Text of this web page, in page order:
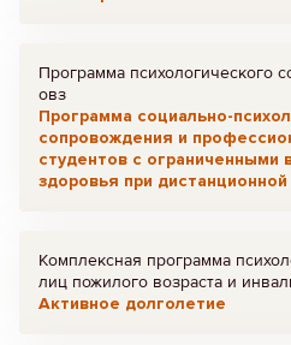
Программа психологического
овз
Программа социально-
сопровождения и
студентов с ограниченными
здоровья при
Комплексная программа
лиц пожилого возраста и
Активное долголетие